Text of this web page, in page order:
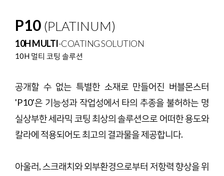
P10 (PLATINUM)
10H MULTI-COATING SOLUTION
10H 멀티 코팅 솔루션
공개할 수 없는 특별한 소재로 만들어진 버블몬스터
'P10'은 기능성과 작업성에서 타의 추종을 불허하는 명
실상부한 세라믹 코팅 최상의 솔루션으로 어떠한 용도와
칼라에 적용되어도 최고의 결과물을 제공합니다.
아울러, 스크래치와 외부환경으로부터 저항력 향상을 위